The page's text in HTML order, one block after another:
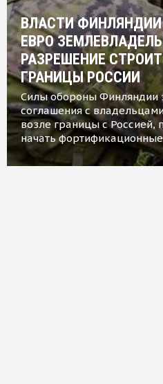
ВЛАСТИ ФИНЛЯНДИИ
ЕВРО
РАЗРЕШЕНИЕ
ГРАНИЦЫ РОССИИ
Силы обороны Финляндии
соглашения с
возле границы с
начать